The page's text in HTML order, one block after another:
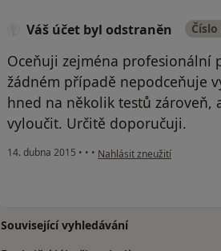
Váš účet byl odstraněn
Oceňuji zejména profesionální
žádném případě nepodceňuje
hned na několik testů zároveň,
vyloučit. Určitě doporučuji.
14. dubna 2015 • • • podle názoru uživatele Váš
Nahlásit zneužití
Související vyhledávání